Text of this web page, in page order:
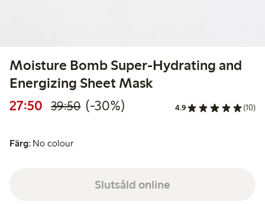
Moisture Bomb Super-Hydrating and
Energizing Sheet Mask
27:50 Rabatterat pris: 27,50 kr
39:50Ordinarie pris: 39,50 kr
30% rabatt
(-30%) 4.9 (10)
Färg: No colour
Slutsåld online